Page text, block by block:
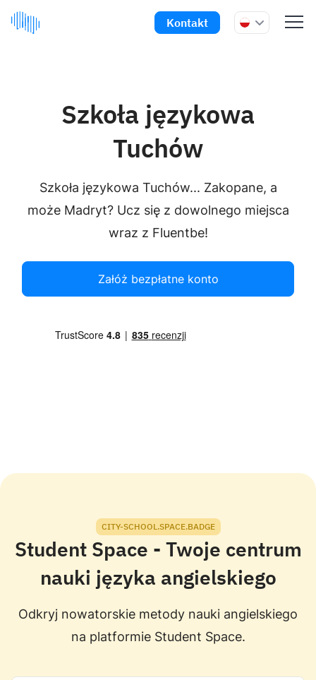
Kontakt
Szkoła językowa
Tuchów
Szkoła językowa Tuchów... Zakopane, a
może Madryt? Ucz się z dowolnego miejsca
wraz z Fluentbe!
Załóż bezpłatne konto
CITY-SCHOOL.SPACE.BADGE
Student Space - Twoje centrum
nauki języka angielskiego
Odkryj nowatorskie metody nauki angielskiego
na platformie Student Space.